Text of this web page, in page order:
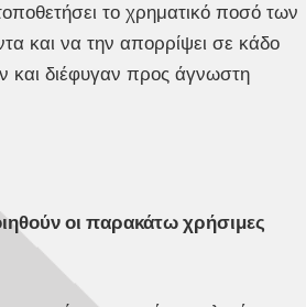
το χρηματικό ποσό των
και να την απορρίψει σε κάδο
και διέφυγαν προς άγνωστη
οι παρακάτω χρήσιμες